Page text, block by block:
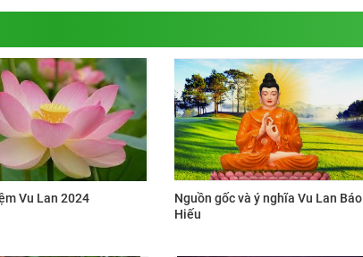
Vu Lan 2024
Nguồn gốc và ý nghĩa Vu Lan Báo
Hiếu